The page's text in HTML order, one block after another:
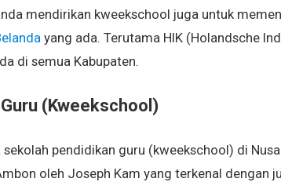
mendirikan kweekschool juga untuk
yang ada. Terutama HIK (Holandsche
di semua Kabupaten.
(Kweekschool)
pendidikan guru (kweekschool) di
oleh Joseph Kam yang terkenal dengan